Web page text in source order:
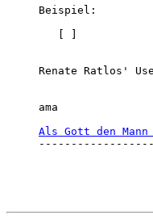
Beispiel:
   [ ]
Renate Ratlos'
ama
Als Gott den